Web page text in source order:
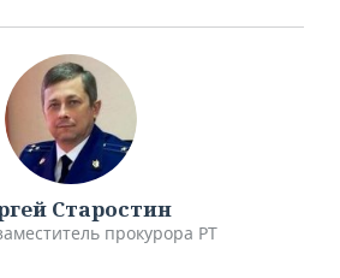
Старостин
прокурора РТ